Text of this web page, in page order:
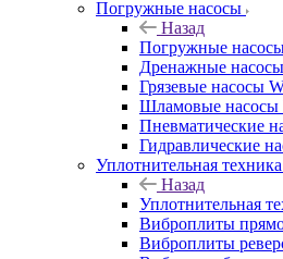
Погружные насосы
Назад
Погружные
Дренажные
Грязевые насосы
Шламовые
Пневматические
Гидравлические
Уплотнительная техника
Назад
Уплотнительная
Виброплиты
Виброплиты